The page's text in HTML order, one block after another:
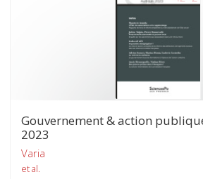
Gouvernement & action
2023
Varia
et al.